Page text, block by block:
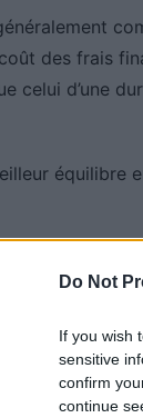
Do Not
If you wish
sensitive
confirm
continue
des frais
celui d’une
un